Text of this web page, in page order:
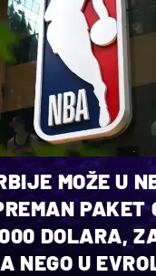
MOŽE U
PAKET
DOLARA,
NEGO U